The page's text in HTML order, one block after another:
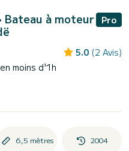
Bateau à moteur
Pro
5.0 (2 Avis)
moins d'1h
6,5 mètres 2004